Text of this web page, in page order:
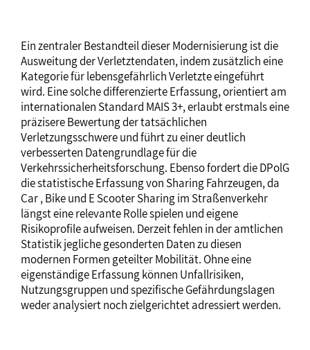
Ein zentraler Bestandteil dieser Modernisierung ist die
Ausweitung der Verletztendaten, indem zusätzlich eine
Kategorie für lebensgefährlich Verletzte eingeführt
wird. Eine solche differenzierte Erfassung, orientiert am
internationalen Standard MAIS 3+, erlaubt erstmals eine
präzisere Bewertung der tatsächlichen
Verletzungsschwere und führt zu einer deutlich
verbesserten Datengrundlage für die
Verkehrssicherheitsforschung. Ebenso fordert die DPolG
die statistische Erfassung von Sharing Fahrzeugen, da
Car , Bike und E Scooter Sharing im Straßenverkehr
längst eine relevante Rolle spielen und eigene
Risikoprofile aufweisen. Derzeit fehlen in der amtlichen
Statistik jegliche gesonderten Daten zu diesen
modernen Formen geteilter Mobilität. Ohne eine
eigenständige Erfassung können Unfallrisiken,
Nutzungsgruppen und spezifische Gefährdungslagen
weder analysiert noch zielgerichtet adressiert werden.